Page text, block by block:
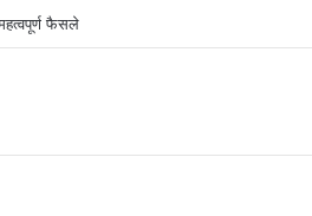
को मिलेगी रफ्तार